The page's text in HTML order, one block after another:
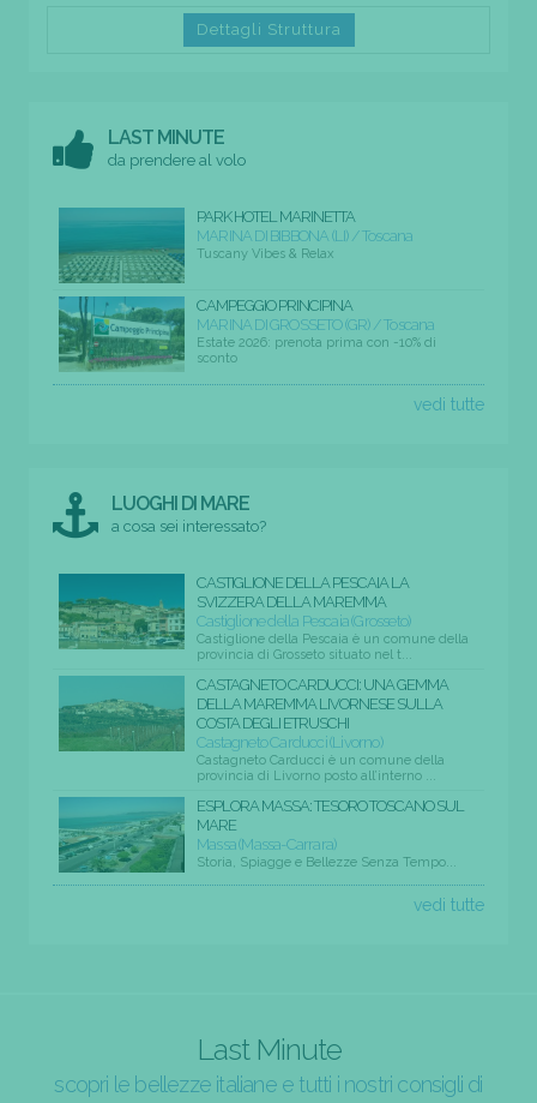
Dettagli Struttura
LAST MINUTE
da prendere al volo
PARK HOTEL MARINETTA
MARINA DI BIBBONA (LI) / Toscana
Tuscany Vibes & Relax
CAMPEGGIO PRINCIPINA
MARINA DI GROSSETO (GR) / Toscana
Estate 2026: prenota prima con -10% di
sconto
vedi tutte
LUOGHI DI MARE
a cosa sei interessato?
CASTIGLIONE DELLA PESCAIA LA
SVIZZERA DELLA MAREMMA
Castiglione della Pescaia (Grosseto)
Castiglione della Pescaia è un comune della
provincia di Grosseto situato nel t...
CASTAGNETO CARDUCCI: UNA GEMMA
DELLA MAREMMA LIVORNESE SULLA
COSTA DEGLI ETRUSCHI
Castagneto Carducci (Livorno)
Castagneto Carducci è un comune della
provincia di Livorno posto all’interno ...
ESPLORA MASSA: TESORO TOSCANO SUL
MARE
Massa (Massa-Carrara)
Storia, Spiagge e Bellezze Senza Tempo...
vedi tutte
Last Minute
scopri le bellezze italiane e tutti i nostri consigli di